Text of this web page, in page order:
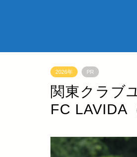
2026年 PR
関東クラブ
FC LAVIDA